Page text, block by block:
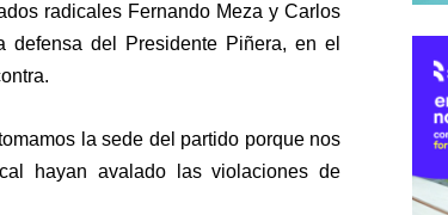
radicales Fernando Meza y Carlos
del Presidente Piñera, en el
la sede del partido porque nos
hayan avalado las violaciones de